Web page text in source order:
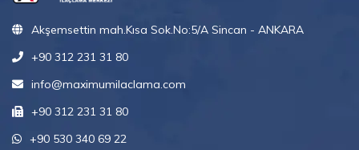
Akşemsettin mah.Kısa Sok.No:5/A Sincan - ANKARA
+90 312 231 31 80
info@maximumilaclama.com
+90 312 231 31 80
+90 530 340 69 22